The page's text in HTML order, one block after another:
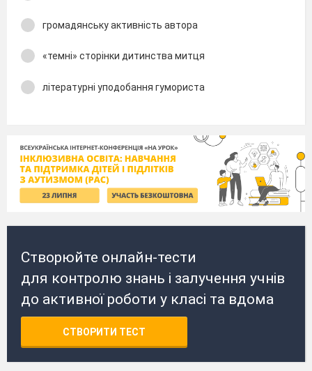
громадянську активність автора
«темні» сторінки дитинства митця
літературні уподобання гумориста
Створюйте онлайн-тести
для контролю знань і залучення учнів
до активної роботи у класі та вдома
СТВОРИТИ ТЕСТ